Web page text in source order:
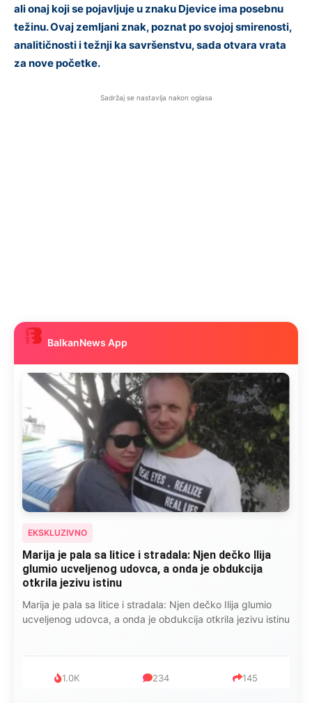
ali onaj koji se pojavljuje u znaku Djevice ima posebnu
težinu. Ovaj zemljani znak, poznat po svojoj smirenosti,
analitičnosti i težnji ka savršenstvu, sada otvara vrata
za nove početke.
Sadržaj se nastavlja nakon oglasa
BalkanNews App
EKSKLUZIVNO
Marija je pala sa litice i stradala: Njen dečko Ilija
glumio ucveljenog udovca, a onda je obdukcija
otkrila jezivu istinu
Marija je pala sa litice i stradala: Njen dečko Ilija glumio
ucveljenog udovca, a onda je obdukcija otkrila jezivu istinu
1.0K 234 145